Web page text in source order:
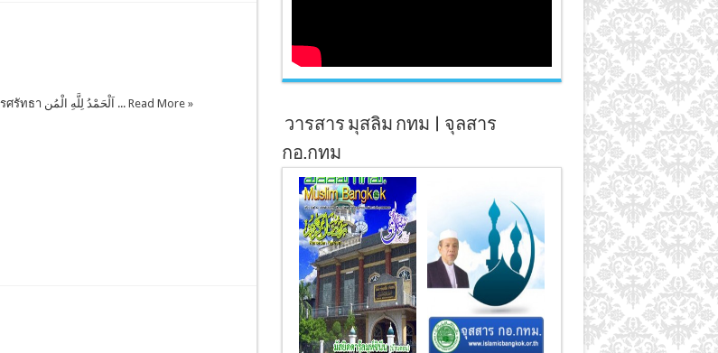
ความละอายเป็นส่วนหนึ่งของการศรัทธา اَلْحَمْدُ لِلَّهِ الْمُن ... Read More »
วารสาร มุสลิม กทม | จุลสาร
กอ.กทม